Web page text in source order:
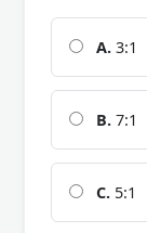
A. 3:1
B. 7:1
C. 5:1